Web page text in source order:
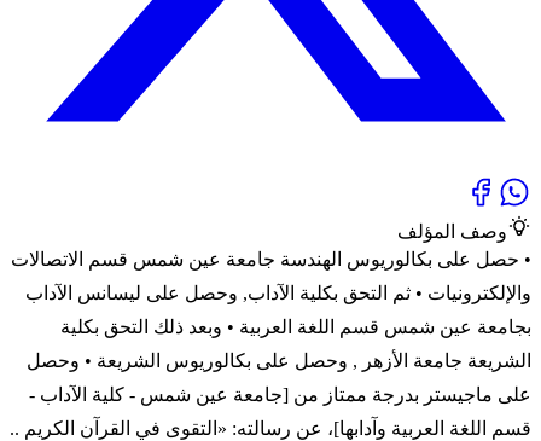
وصف المؤلف
• حصل على بكالوريوس الهندسة جامعة عين شمس قسم الاتصالات
والإلكترونيات • ثم التحق بكلية الآداب, وحصل على ليسانس الآداب
بجامعة عين شمس قسم اللغة العربية • وبعد ذلك التحق بكلية
الشريعة جامعة الأزهر , وحصل على بكالوريوس الشريعة • وحصل
على ماجيستر بدرجة ممتاز من [جامعة عين شمس - كلية الآداب -
قسم اللغة العربية وآدابها]، عن رسالته: «التقوى في القرآن الكريم ..